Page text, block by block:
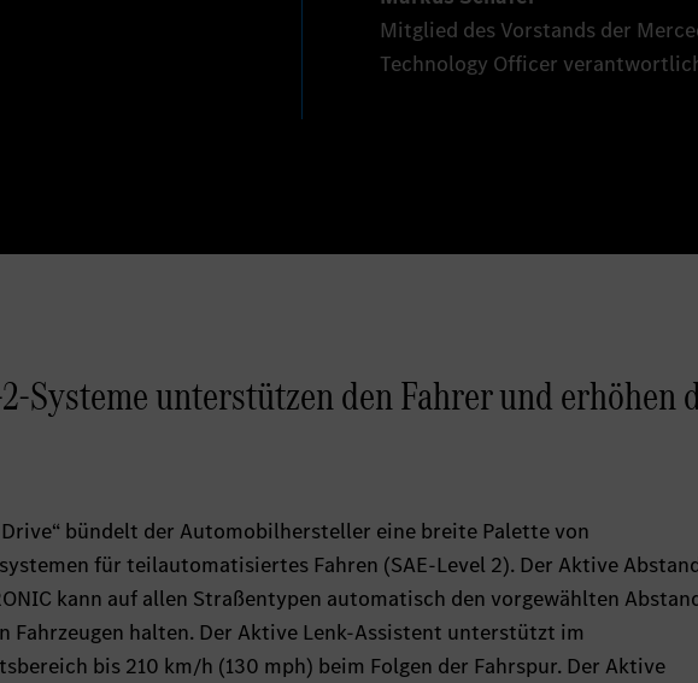
Mitglied des Vorstands der
Technology Officer
Systeme unterstützen den Fahrer und erhöhen
bündelt der Automobilhersteller eine breite Palette von
für teilautomatisiertes Fahren (SAE-Level 2). Der Aktive
kann auf allen Straßentypen automatisch den vorgewählten
Fahrzeugen halten. Der Aktive Lenk-Assistent unterstützt im
bis 210 km/h (130 mph) beim Folgen der Fahrspur. Der Aktive